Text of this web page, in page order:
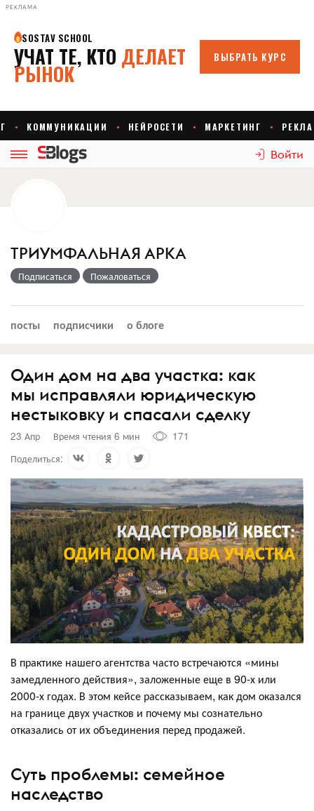
РЕКЛАМА
Войти
ТРИУМФАЛЬНАЯ АРКА
Подписаться Пожаловаться
посты подписчики о блоге
Один дом на два участка: как
мы исправляли юридическую
нестыковку и спасали сделку
23 Апр Время чтения 6 мин
171
Поделиться:
В практике нашего агентства часто встречаются «мины
замедленного действия», заложенные еще в 90-х или
2000-х годах. В этом кейсе рассказываем, как дом оказался
на границе двух участков и почему мы сознательно
отказались от их объединения перед продажей.
Суть проблемы: семейное
наследство